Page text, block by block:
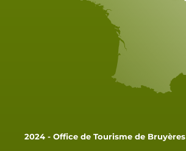
2024 - Office de Tourisme de Bruyères